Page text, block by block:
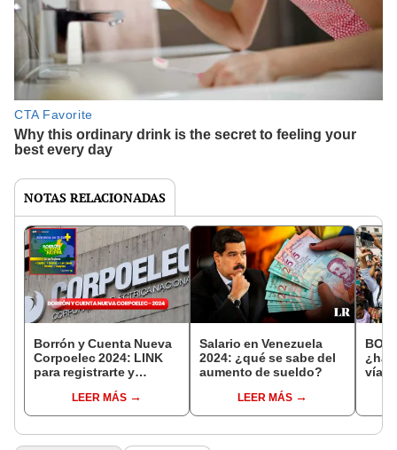
NOTAS RELACIONADAS
Borrón y Cuenta Nueva
Corpoelec 2024: LINK
para registrarte y
simples pasos
LEER MÁS
Salario en Venezuela
2024: ¿qué se sabe del
aumento de sueldo?
LEER MÁS
vía